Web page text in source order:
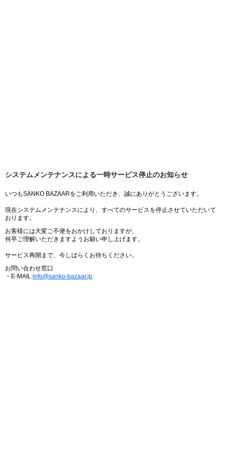
システムメンテナンスによる一時サービス停止のお知らせ
いつもSANKO BAZAARをご利用いただき、誠にありがとうございます。
現在システムメンテナンスにより、すべてのサービスを停止させていただいて
おります。
お客様には大変ご不便をおかけしておりますが、
何卒ご理解いただきますようお願い申し上げます。
サービス再開まで、今しばらくお待ちください。
お問い合わせ窓口
・E-MAIL:info@sanko-bazaar.jp